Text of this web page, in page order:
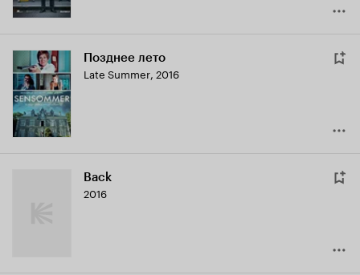
Позднее лето
Late Summer, 2016
Back
2016